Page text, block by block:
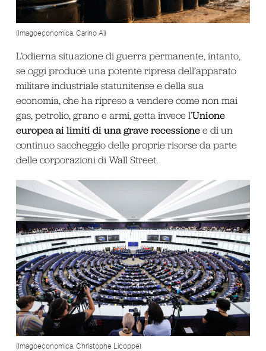
(Imagoeconomica, Carino Ai)
L’odierna situazione di guerra permanente, intanto,
se oggi produce una potente ripresa dell’apparato
militare industriale statunitense e della sua
economia, che ha ripreso a vendere come non mai
gas, petrolio, grano e armi, getta invece l’Unione
europea ai limiti di una grave recessionee di un
continuo saccheggio delle proprie risorse da parte
delle corporazioni di Wall Street.
(Imagoeconomica, Christophe Licoppe)